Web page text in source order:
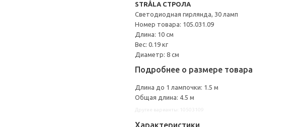
STRÅLA СТРОЛА
Светодиодная гирлянда, 30 ламп
Номер товара: 105.031.09
Длина: 10 см
Вес: 0.19 кг
Диаметр: 8 см
Подробнее о размере товара
Длина до 1 лампочки: 1.5 м
Общая длина: 4.5 м
Характеристики